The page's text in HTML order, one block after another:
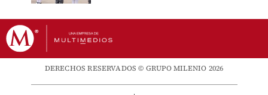
DERECHOS RESERVADOS © GRUPO MILENIO 2026